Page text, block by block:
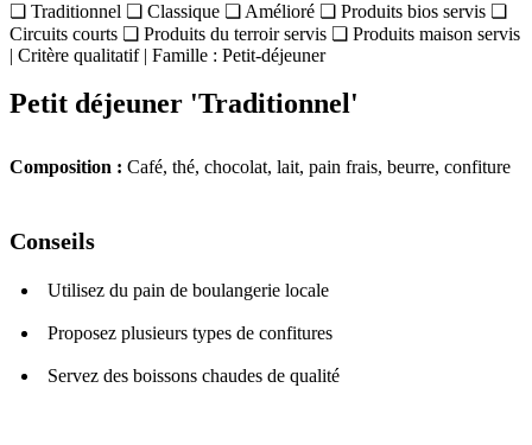
❏ Traditionnel ❏ Classique ❏ Amélioré ❏ Produits bios servis ❏
Circuits courts ❏ Produits du terroir servis ❏ Produits maison servis
| Critère qualitatif | Famille : Petit-déjeuner
Petit déjeuner 'Traditionnel'
Composition : Café, thé, chocolat, lait, pain frais, beurre, confiture
Conseils
Utilisez du pain de boulangerie locale
Proposez plusieurs types de confitures
Servez des boissons chaudes de qualité